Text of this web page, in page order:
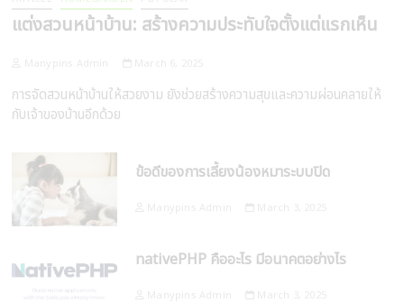
แต่งสวนหน้าบ้าน: สร้างความประทับใจตั้งแต่แรกเห็น
การจัดสวนหน้าบ้านให้สวยงาม ยังช่วยสร้างความสุขและความผ่อนคลายให้
กับเจ้าของบ้านอีกด้วย
ข้อดีของการเลี้ยงน้องหมาระบบปิด
nativePHP คืออะไร มีอนาคตอย่างไร